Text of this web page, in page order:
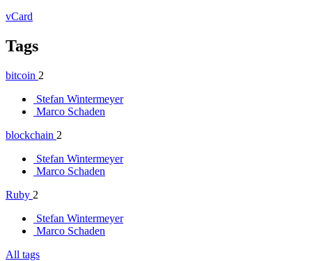
vCard
Tags
bitcoin 2
Stefan Wintermeyer
Marco Schaden
blockchain 2
Stefan Wintermeyer
Marco Schaden
Ruby 2
Stefan Wintermeyer
Marco Schaden
All tags